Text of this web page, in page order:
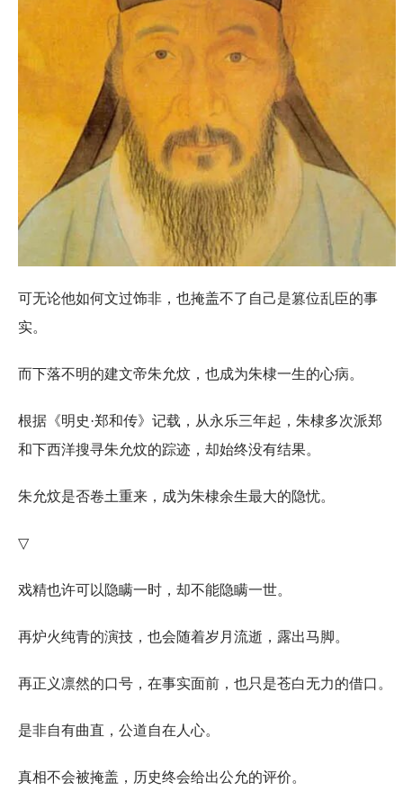
可无论他如何文过饰非，也掩盖不了自己是篡位乱臣的事
实。
而下落不明的建文帝朱允炆，也成为朱棣一生的心病。
根据《明史·郑和传》记载，从永乐三年起，朱棣多次派郑
和下西洋搜寻朱允炆的踪迹，却始终没有结果。
朱允炆是否卷土重来，成为朱棣余生最大的隐忧。
▽
戏精也许可以隐瞒一时，却不能隐瞒一世。
再炉火纯青的演技，也会随着岁月流逝，露出马脚。
再正义凛然的口号，在事实面前，也只是苍白无力的借口。
是非自有曲直，公道自在人心。
真相不会被掩盖，历史终会给出公允的评价。